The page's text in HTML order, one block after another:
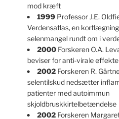
mod kræft
1999Professor J.E.
Verdensatlas, en
selenmangel rundt om i
2000Forskeren O.A.
beviser for anti-virale
2002Forskeren R.
selentilskud nedsætter
patienter med autoimmun
skjoldbruskkirtelbetændelse
2002Forskeren